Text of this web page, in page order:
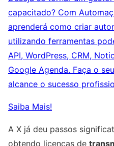
capacitado? Com
aprenderá como criar
utilizando ferramentas
API, WordPress, CRM,
Google Agenda. Faça o
alcance o sucesso
Saiba Mais!
A X já deu passos
obtendo licenças de